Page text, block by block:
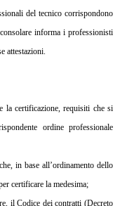
del tecnico corrispondono
informa i professionisti
attestazioni.
la certificazione, requisiti che si
ordine professionale
in base all’ordinamento dello
certificare la medesima;
il Codice dei contratti (Decreto